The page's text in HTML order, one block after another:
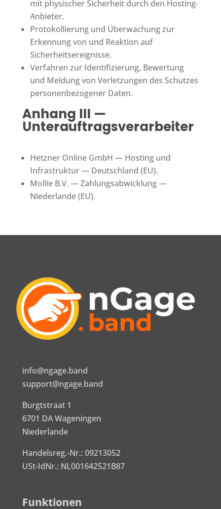
mit physischer Sicherheit durch den Hosting-
Anbieter.
Protokollierung und Überwachung zur
Erkennung von und Reaktion auf
Sicherheitsereignisse.
Verfahren zur Identifizierung, Bewertung
und Meldung von Verletzungen des Schutzes
personenbezogener Daten.
Anhang III —
Unterauftragsverarbeiter
Hetzner Online GmbH — Hosting und
Infrastruktur — Deutschland (EU).
Mollie B.V. — Zahlungsabwicklung —
Niederlande (EU).
info@ngage.band
support@ngage.band
Burgtstraat 1
6701 DA Wageningen
Niederlande
Handelsreg.-Nr.: 09213052
USt-IdNr.: NL001642521B87
Funktionen